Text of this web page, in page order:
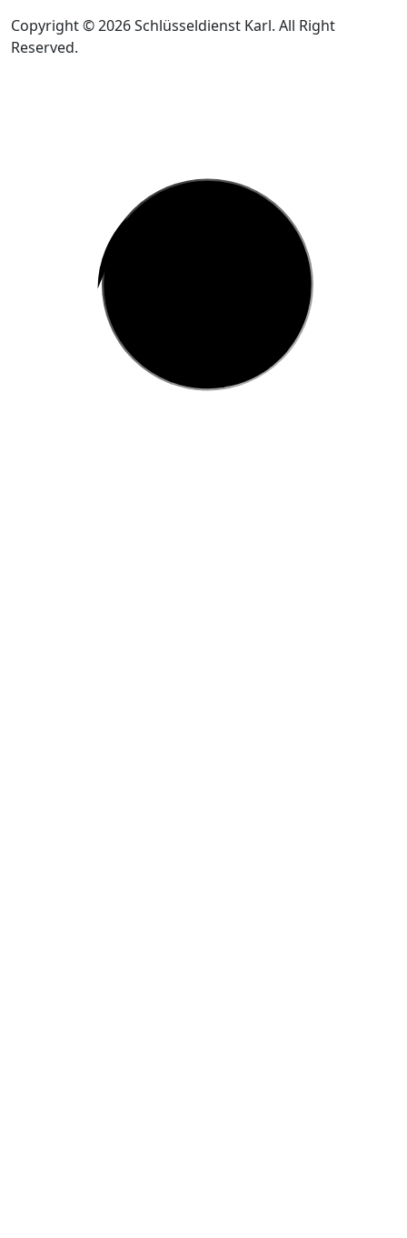
Copyright © 2026 Schlüsseldienst Karl. All Right
Reserved.